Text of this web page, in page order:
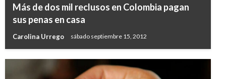
Más de dos mil reclusos en Colombia pagan
sus penas en casa
Carolina Urrego sábado septiembre 15, 2012